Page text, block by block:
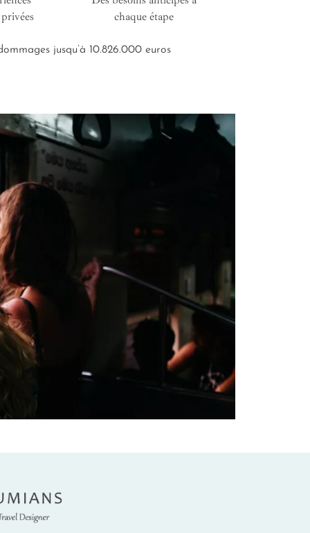
chaque étape
jusqu’à 10.826.000 euros